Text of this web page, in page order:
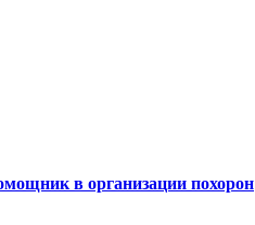
в организации похорон